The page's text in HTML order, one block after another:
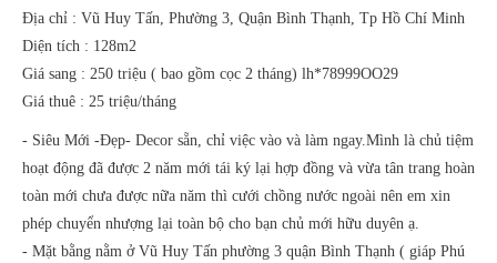
Địa chỉ : Vũ Huy Tấn, Phường 3, Quận Bình Thạnh, Tp Hồ Chí Minh
Diện tích : 128m2
Giá sang : 250 triệu ( bao gồm cọc 2 tháng) lh*78999OO29
Giá thuê : 25 triệu/tháng
- Siêu Mới -Đẹp- Decor sẵn, chỉ việc vào và làm ngay.Mình là chủ tiệm
hoạt động đã được 2 năm mới tái ký lại hợp đồng và vừa tân trang hoàn
toàn mới chưa được nữa năm thì cưới chồng nước ngoài nên em xin
phép chuyển nhượng lại toàn bộ cho bạn chủ mới hữu duyên ạ.
- Mặt bằng nằm ở Vũ Huy Tấn phường 3 quận Bình Thạnh ( giáp Phú